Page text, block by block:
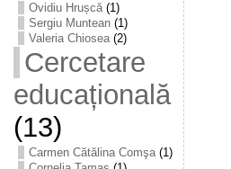
Ovidiu Hrușcă(1)
Sergiu Muntean(1)
Valeria Chiosea(2)
Cercetare
educațională
(13)
Carmen Cătălina Comşa(1)